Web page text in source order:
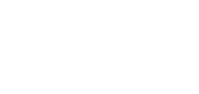
decyzja w
najmłodszym szansę
odporności, a